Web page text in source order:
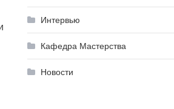
Интервью
Кафедра Мастерства
Новости